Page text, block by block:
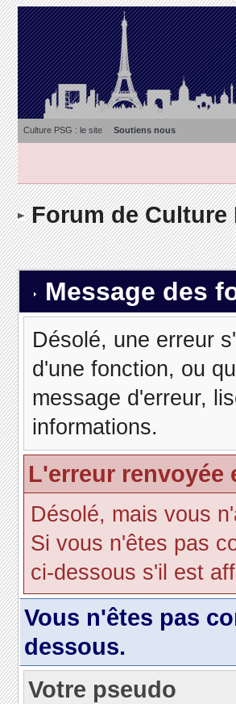
Culture PSG : le site Soutiens nous
Forum de Culture
Message des
Désolé, une erreur
d'une fonction, ou
message d'erreur,
informations.
L'erreur renvoyée
Désolé, mais vous
Si vous n'êtes pas
ci-dessous s'il est
Vous n'êtes pas
dessous.
Votre pseudo